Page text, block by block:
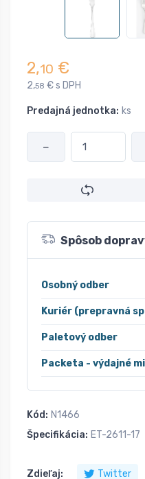
2,10 €
2,58 € s DPH
Predajná jednotka: ks
−
Spôsob
Osobný odber
Kuriér (prepravná
Paletový odber
Packeta - výdajné
Kód: N1466
Špecifikácia: ET-2611-17
Zdieľaj: Twitter